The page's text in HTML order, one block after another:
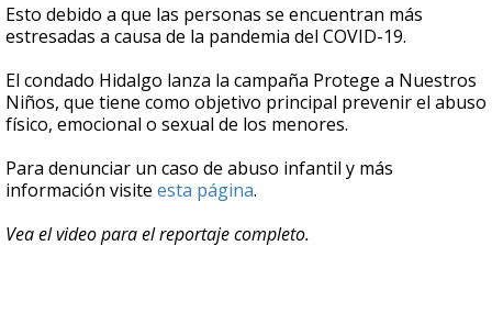
seconds
Esto debido a que las personas se encuentran más
estresadas a causa de la pandemia del COVID-19.
El condado Hidalgo lanza la campaña Protege a Nuestros
Niños, que tiene como objetivo principal prevenir el abuso
físico, emocional o sexual de los menores.
Para denunciar un caso de abuso infantil y más
información visite esta página.
Vea el video para el reportaje completo.